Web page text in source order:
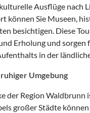
Ausflüge nach
können Sie Museen,
besichtigen. Diese
Erholung und sorgen
in der
Umgebung
der Region Waldbrunn
großer Städte